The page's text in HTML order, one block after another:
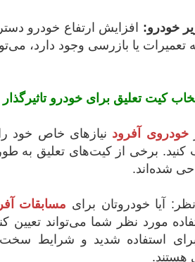
خودرو: افزایش ارتفاع خودرو
تعمیرات یا بازرسی وجود دارد،
کیت تعلیق برای خودرو
خودروی آفرود نیازهای خاص خود
کنید. برخی از کیت‌های تعلیق به
شده‌اند.
آیا خودروتان برای مسابقات
مورد نظر شما می‌تواند تعیین
استفاده شدید و شرایط
هستند.